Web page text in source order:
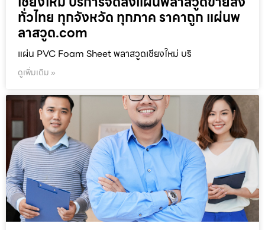
ทั่วไทย ทุกจังหวัด ทุกภาค ราคาถูก แผ่นพ
ลาสวูด.com
แผ่น PVC Foam Sheet พลาสวูดเชียงใหม่ บริ
ดูเพิ่มเติม »